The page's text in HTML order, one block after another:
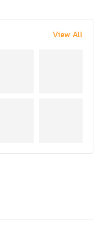
View All